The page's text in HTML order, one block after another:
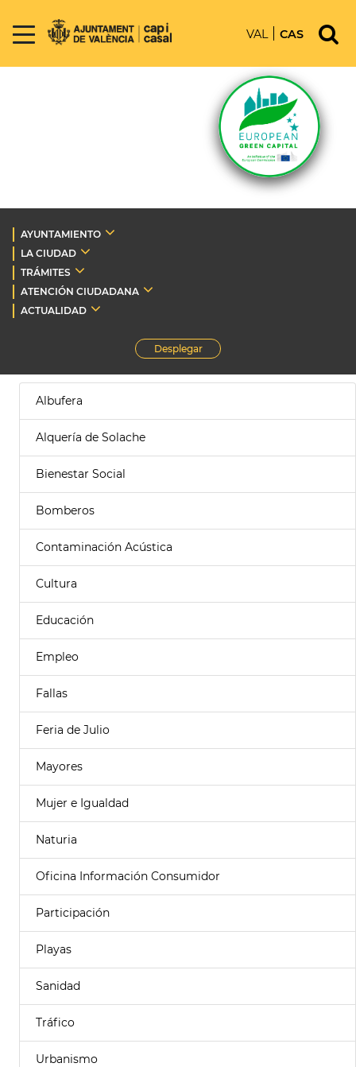
VAL CAS
AYUNTAMIENTO
LA CIUDAD
TRÁMITES
ATENCIÓN CIUDADANA
ACTUALIDAD
Desplegar
Albufera
Alquería de Solache
Bienestar Social
Bomberos
Contaminación Acústica
Cultura
Educación
Empleo
Fallas
Feria de Julio
Mayores
Mujer e Igualdad
Naturia
Oficina Información Consumidor
Participación
Playas
Sanidad
Tráfico
Urbanismo